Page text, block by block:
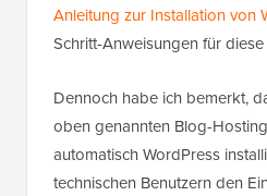
Anleitung zur Installation von
Schritt-Anweisungen für
Dennoch habe ich bemerkt,
oben genannten Blog-
automatisch WordPress
technischen Benutzern den